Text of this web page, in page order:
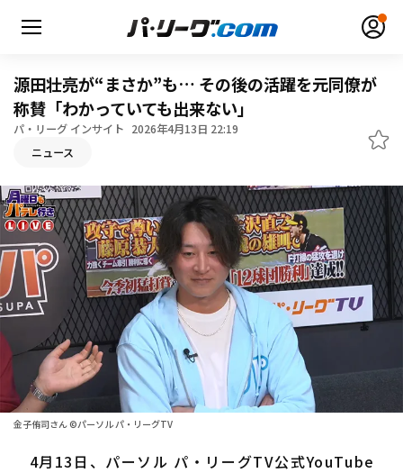
HOME
動画
日程・結果
順位表･成績
1軍公式戦
ファーム東地区
選手名鑑
選手名鑑トップ
北海道日本ハムファイターズ
ニュース
源田壮亮が“まさか”も… その後の活躍を元同僚が
称賛「わかっていても出来ない」
パ・リーグ インサイト 2026年4月13日 22:19
ニュース
金子侑司さん ©パーソル パ・リーグTV
4月13日、パーソル パ・リーグTV公式YouTube